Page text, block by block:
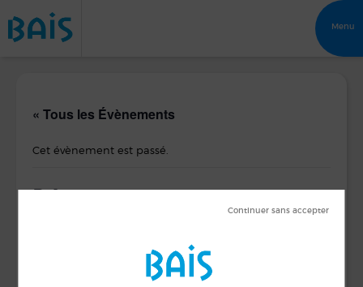
Menu
« Tous les Évènements
Cet évènement est passé.
Bal